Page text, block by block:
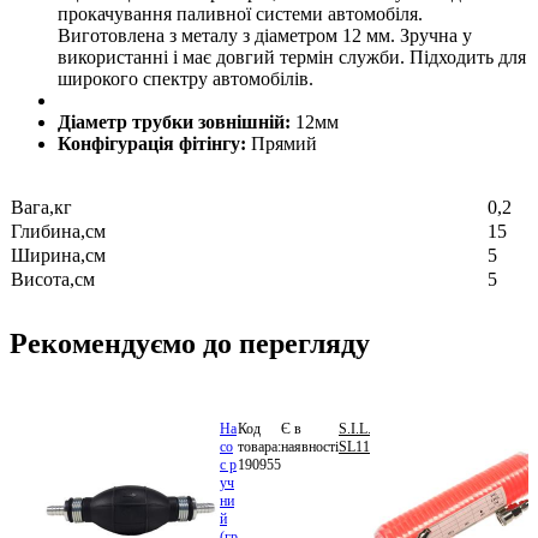
прокачування паливної системи автомобіля.
Виготовлена з металу з діаметром 12 мм. Зручна у
використанні і має довгий термін служби. Підходить для
широкого спектру автомобілів.
Діаметр трубки зовнішній: 12мм
Конфігурація фітінгу: Прямий
Вага,кг
0,2
Глибина,см
15
Ширина,см
5
Висота,см
5
Рекомендуємо до перегляду
На
со
с р
уч
ни
й
Код
товара:
190955
Є в
наявності
S.I.L.A.
SL11.190955
В
кошик